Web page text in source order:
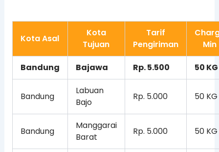
Kota Asal
Kota
Tujuan
Tarif
Pengiriman
Min
Bandung Bajawa Rp. 5.500 50 KG
Bandung
Labuan
Bajo
Rp. 5.000 50 KG
Bandung
Manggarai
Barat
Rp. 5.000 50 KG